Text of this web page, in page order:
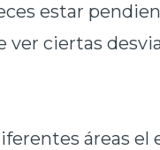
estar
ver ciertas
áreas el